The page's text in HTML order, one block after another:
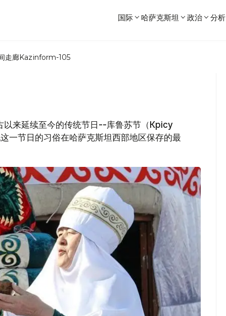
国际 哈萨克斯坦 政治 分析
走廊Kazinform-105
来延续至今的传统节日--库鲁苏节（Көрісу
一节日的习俗在哈萨克斯坦西部地区保存的最